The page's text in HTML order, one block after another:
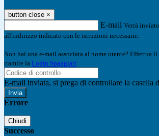
button close ×
E-mail Verrà
all'indirizzo indicato con le istruzioni necessarie.
Non hai una e-mail associata al nome utente? Effettua il
tramite la Login Spaggiari
E-mail inviata, si prega di controllare la casella
Errore
Chiudi
Successo